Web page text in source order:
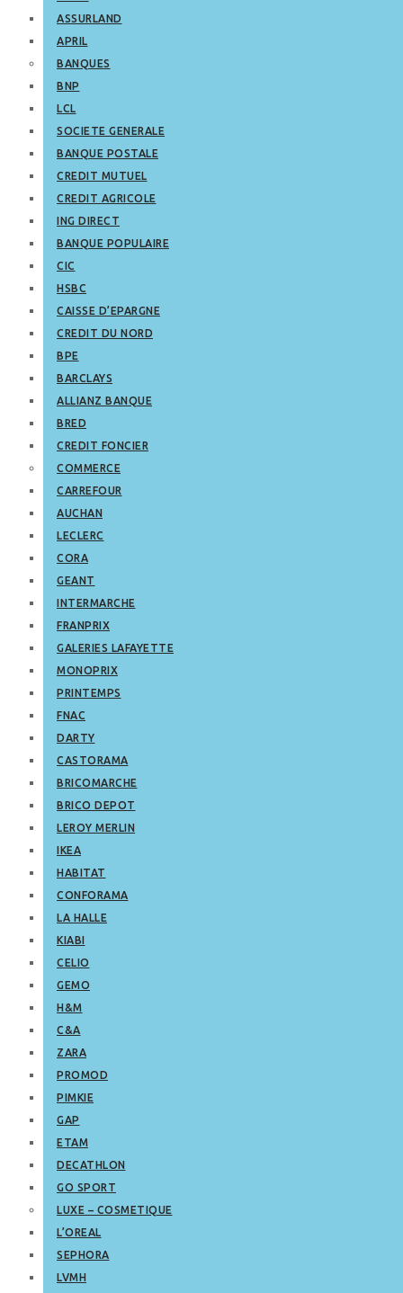
ASSURLAND
APRIL
BANQUES
BNP
LCL
SOCIETE GENERALE
BANQUE POSTALE
CREDIT MUTUEL
CREDIT AGRICOLE
ING DIRECT
BANQUE POPULAIRE
CIC
HSBC
CAISSE D’EPARGNE
CREDIT DU NORD
BPE
BARCLAYS
ALLIANZ BANQUE
BRED
CREDIT FONCIER
COMMERCE
CARREFOUR
AUCHAN
LECLERC
CORA
GEANT
INTERMARCHE
FRANPRIX
GALERIES LAFAYETTE
MONOPRIX
PRINTEMPS
FNAC
DARTY
CASTORAMA
BRICOMARCHE
BRICO DEPOT
LEROY MERLIN
IKEA
HABITAT
CONFORAMA
LA HALLE
KIABI
CELIO
GEMO
H&M
C&A
ZARA
PROMOD
PIMKIE
GAP
ETAM
DECATHLON
GO SPORT
LUXE – COSMETIQUE
L’OREAL
SEPHORA
LVMH